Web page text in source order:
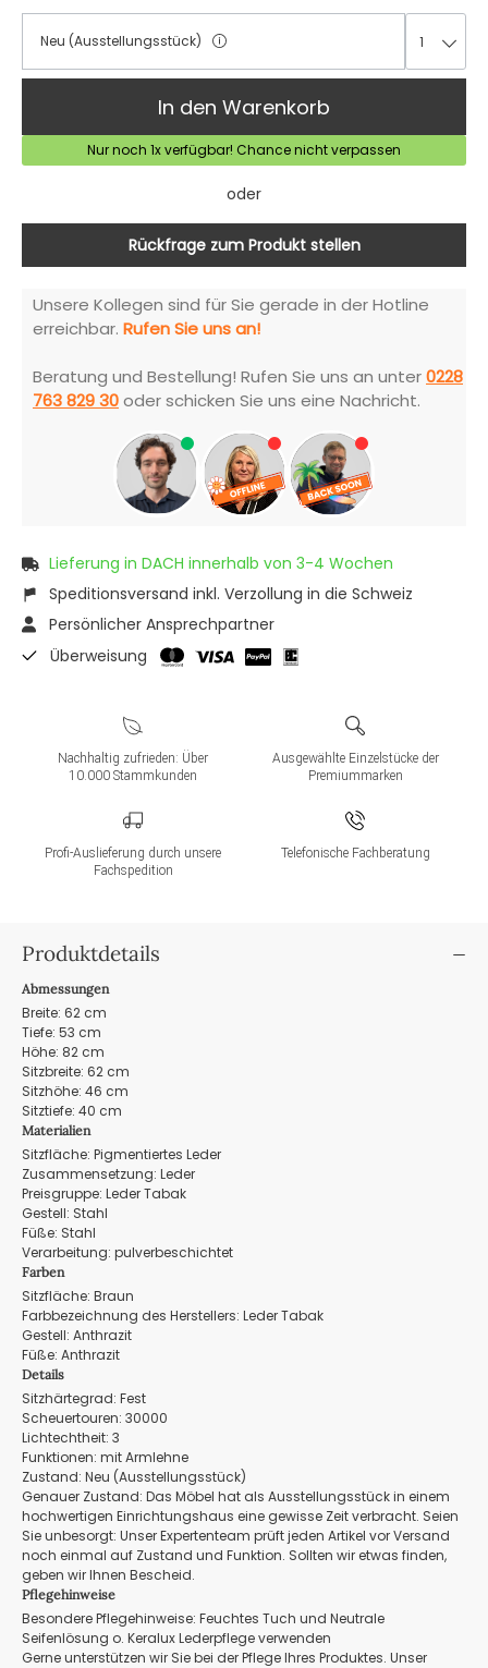
Neu (Ausstellungsstück) 1
In den Warenkorb
Nur noch 1x verfügbar! Chance nicht verpassen
oder
Rückfrage zum Produkt stellen
Unsere Kollegen sind für Sie gerade in der Hotline
erreichbar. Rufen Sie uns an!
Beratung und Bestellung! Rufen Sie uns an unter0228
763 829 30oder schicken Sie uns eine Nachricht.
Lieferung in DACH innerhalb von 3-4 Wochen
Speditionsversand inkl. Verzollung in die Schweiz
Persönlicher Ansprechpartner
Überweisung
Nachhaltig zufrieden: Über
10.000 Stammkunden
Ausgewählte Einzelstücke der
Premiummarken
Profi-Auslieferung durch unsere
Fachspedition
Telefonische Fachberatung
Produktdetails
Abmessungen
Breite: 62 cm
Tiefe: 53 cm
Höhe: 82 cm
Sitzbreite: 62 cm
Sitzhöhe: 46 cm
Sitztiefe: 40 cm
Materialien
Sitzfläche: Pigmentiertes Leder
Zusammensetzung: Leder
Preisgruppe: Leder Tabak
Gestell: Stahl
Füße: Stahl
Verarbeitung: pulverbeschichtet
Farben
Sitzfläche: Braun
Farbbezeichnung des Herstellers: Leder Tabak
Gestell: Anthrazit
Füße: Anthrazit
Details
Sitzhärtegrad: Fest
Scheuertouren: 30000
Lichtechtheit: 3
Funktionen: mit Armlehne
Zustand: Neu (Ausstellungsstück)
Genauer Zustand: Das Möbel hat als Ausstellungsstück in einem
hochwertigen Einrichtungshaus eine gewisse Zeit verbracht. Seien
Sie unbesorgt: Unser Expertenteam prüft jeden Artikel vor Versand
noch einmal auf Zustand und Funktion. Sollten wir etwas finden,
geben wir Ihnen Bescheid.
Pflegehinweise
Besondere Pflegehinweise: Feuchtes Tuch und Neutrale
Seifenlösung o. Keralux Lederpflege verwenden
Gerne unterstützen wir Sie bei der Pflege Ihres Produktes. Unser